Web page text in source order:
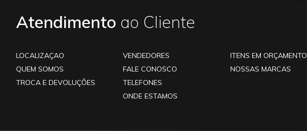
Atendimento ao Cliente
LOCALIZAÇAO
QUEM SOMOS
TROCA E DEVOLUÇÕES
VENDEDORES
FALE CONOSCO
TELEFONES
ONDE ESTAMOS
ITENS EM ORÇAMENTO
NOSSAS MARCAS